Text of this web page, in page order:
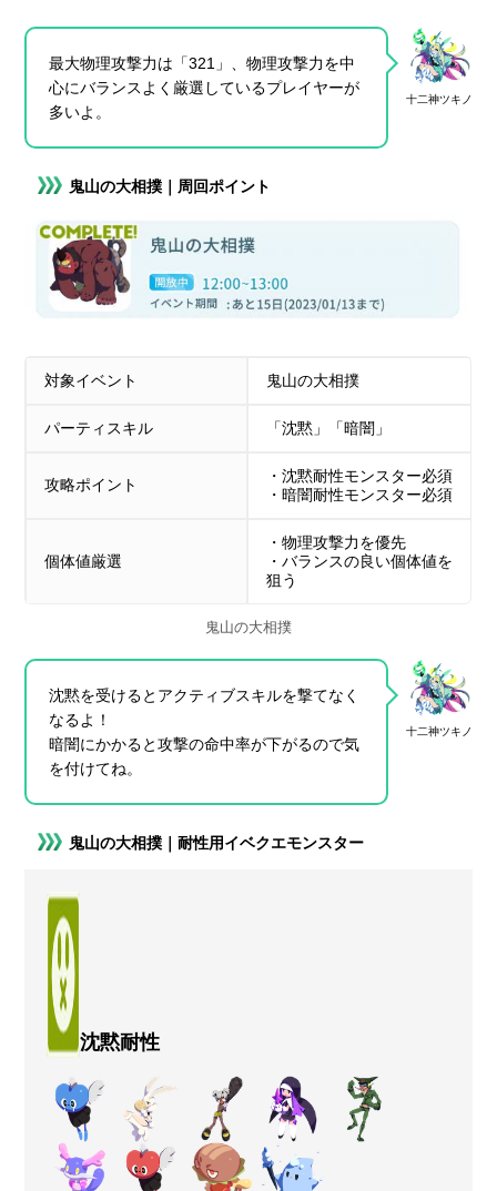
十二神ツキノ
最大物理攻撃力は「321」、物理攻撃力を中
心にバランスよく厳選しているプレイヤーが
多いよ。
鬼山の大相撲｜周回ポイント
対象イベント 鬼山の大相撲
パーティスキル 「沈黙」「暗闇」
攻略ポイント
・沈黙耐性モンスター必須
・暗闇耐性モンスター必須
個体値厳選
・物理攻撃力を優先
・バランスの良い個体値を
狙う
鬼山の大相撲
十二神ツキノ
沈黙を受けるとアクティブスキルを撃てなく
なるよ！
暗闇にかかると攻撃の命中率が下がるので気
を付けてね。
鬼山の大相撲｜耐性用イベクエモンスター
沈黙耐性